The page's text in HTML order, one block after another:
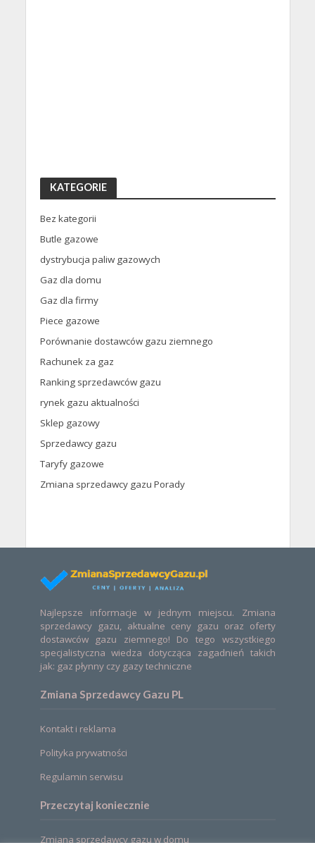
KATEGORIE
Bez kategorii
Butle gazowe
dystrybucja paliw gazowych
Gaz dla domu
Gaz dla firmy
Piece gazowe
Porównanie dostawców gazu ziemnego
Rachunek za gaz
Ranking sprzedawców gazu
rynek gazu aktualności
Sklep gazowy
Sprzedawcy gazu
Taryfy gazowe
Zmiana sprzedawcy gazu Porady
Najlepsze informacje w jednym miejscu. Zmiana
sprzedawcy gazu, aktualne ceny gazu oraz oferty
dostawców gazu ziemnego! Do tego wszystkiego
specjalistyczna wiedza dotycząca zagadnień takich
jak: gaz płynny czy gazy techniczne
Zmiana Sprzedawcy Gazu PL
Kontakt i reklama
Polityka prywatności
Regulamin serwisu
Przeczytaj koniecznie
Zmiana sprzedawcy gazu w domu